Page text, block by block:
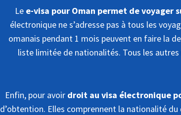
Le e-visa pour Oman permet de voyager
électronique ne s’adresse pas à tous les
omanais pendant 1 mois peuvent en faire la
liste limitée de nationalités. Tous les
Enfin, pour avoir droit au visa électronique
d’obtention. Elles comprennent la nationalité